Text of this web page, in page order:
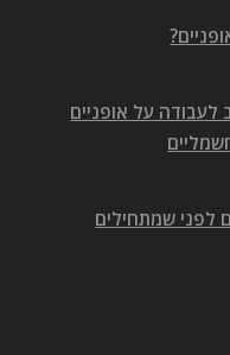
על אופניים
לפני שמתחילים